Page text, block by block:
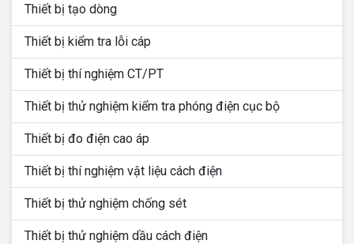
Thiết bị tạo dòng
Thiết bị kiểm tra lỗi cáp
Thiết bị thí nghiệm CT/PT
Thiết bị thử nghiệm kiểm tra phóng điện cục bộ
Thiết bị đo điện cao áp
Thiết bị thí nghiệm vật liệu cách điện
Thiết bị thử nghiệm chống sét
Thiết bị thử nghiệm dầu cách điện